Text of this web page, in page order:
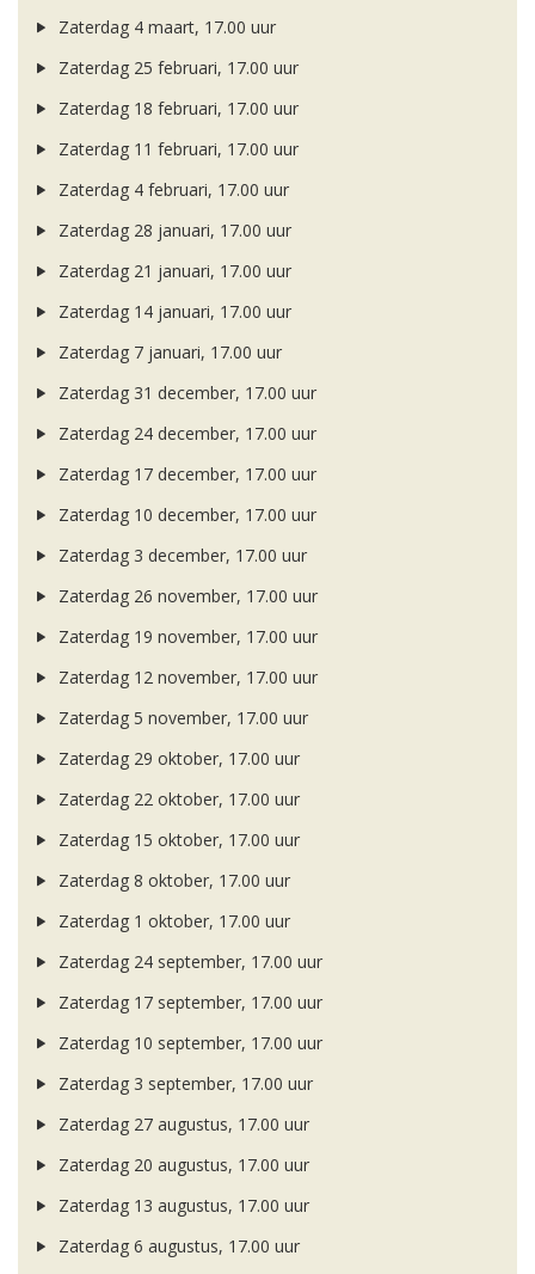
Zaterdag 4 maart, 17.00 uur
Zaterdag 25 februari, 17.00 uur
Zaterdag 18 februari, 17.00 uur
Zaterdag 11 februari, 17.00 uur
Zaterdag 4 februari, 17.00 uur
Zaterdag 28 januari, 17.00 uur
Zaterdag 21 januari, 17.00 uur
Zaterdag 14 januari, 17.00 uur
Zaterdag 7 januari, 17.00 uur
Zaterdag 31 december, 17.00 uur
Zaterdag 24 december, 17.00 uur
Zaterdag 17 december, 17.00 uur
Zaterdag 10 december, 17.00 uur
Zaterdag 3 december, 17.00 uur
Zaterdag 26 november, 17.00 uur
Zaterdag 19 november, 17.00 uur
Zaterdag 12 november, 17.00 uur
Zaterdag 5 november, 17.00 uur
Zaterdag 29 oktober, 17.00 uur
Zaterdag 22 oktober, 17.00 uur
Zaterdag 15 oktober, 17.00 uur
Zaterdag 8 oktober, 17.00 uur
Zaterdag 1 oktober, 17.00 uur
Zaterdag 24 september, 17.00 uur
Zaterdag 17 september, 17.00 uur
Zaterdag 10 september, 17.00 uur
Zaterdag 3 september, 17.00 uur
Zaterdag 27 augustus, 17.00 uur
Zaterdag 20 augustus, 17.00 uur
Zaterdag 13 augustus, 17.00 uur
Zaterdag 6 augustus, 17.00 uur